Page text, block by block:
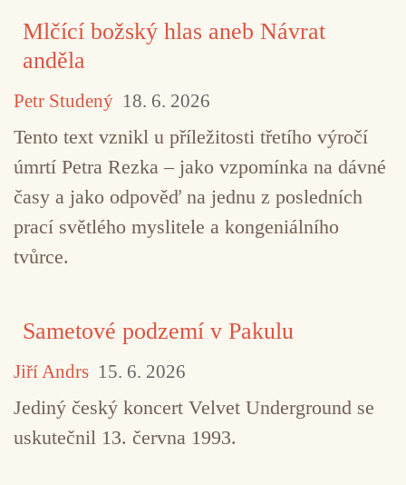
Mlčící božský hlas aneb Návrat
anděla
Petr Studený 18. 6. 2026
Tento text vznikl u příležitosti třetího výročí
úmrtí Petra Rezka – jako vzpomínka na dávné
časy a jako odpověď na jednu z posledních
prací světlého myslitele a kongeniálního
tvůrce.
Sametové podzemí v Pakulu
Jiří Andrs 15. 6. 2026
Jediný český koncert Velvet Underground se
uskutečnil 13. června 1993.